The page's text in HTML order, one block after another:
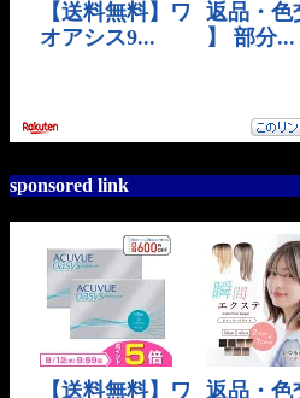
sponsored link